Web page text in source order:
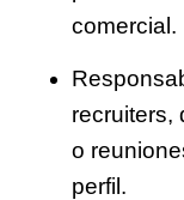
comercial.
recruiters,
o
perfil.